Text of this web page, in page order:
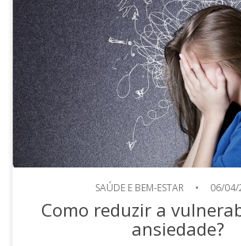
SAÚDE E BEM-ESTAR • 06/04/
Como reduzir a
ansiedade?